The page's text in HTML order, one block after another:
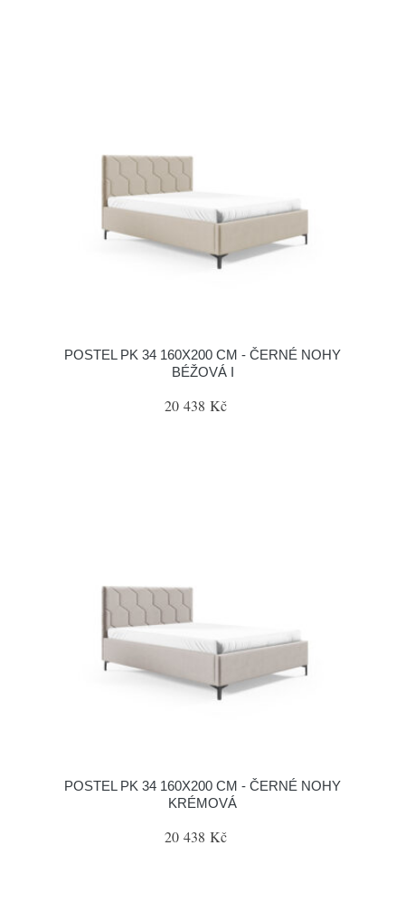
POSTEL PK 34 160X200 CM - ČERNÉ NOHY
BÉŽOVÁ I
20 438 Kč
POSTEL PK 34 160X200 CM - ČERNÉ NOHY
KRÉMOVÁ
20 438 Kč